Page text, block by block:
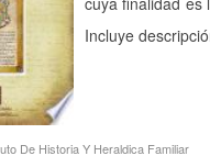
Incluye
De Historia Y Heraldica Familiar